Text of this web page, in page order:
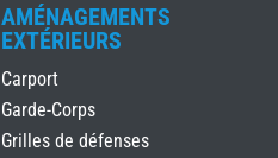
AMÉNAGEMENTS
EXTÉRIEURS
Carport
Garde-Corps
Grilles de défenses